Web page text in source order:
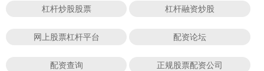
杠杆炒股股票 杠杆融资炒股
网上股票杠杆平台 配资论坛
配资查询 正规股票配资公司